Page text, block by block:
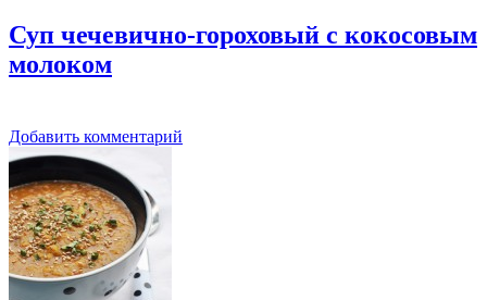
Суп чечевично-гороховый с кокосовым
молоком
Добавить комментарий